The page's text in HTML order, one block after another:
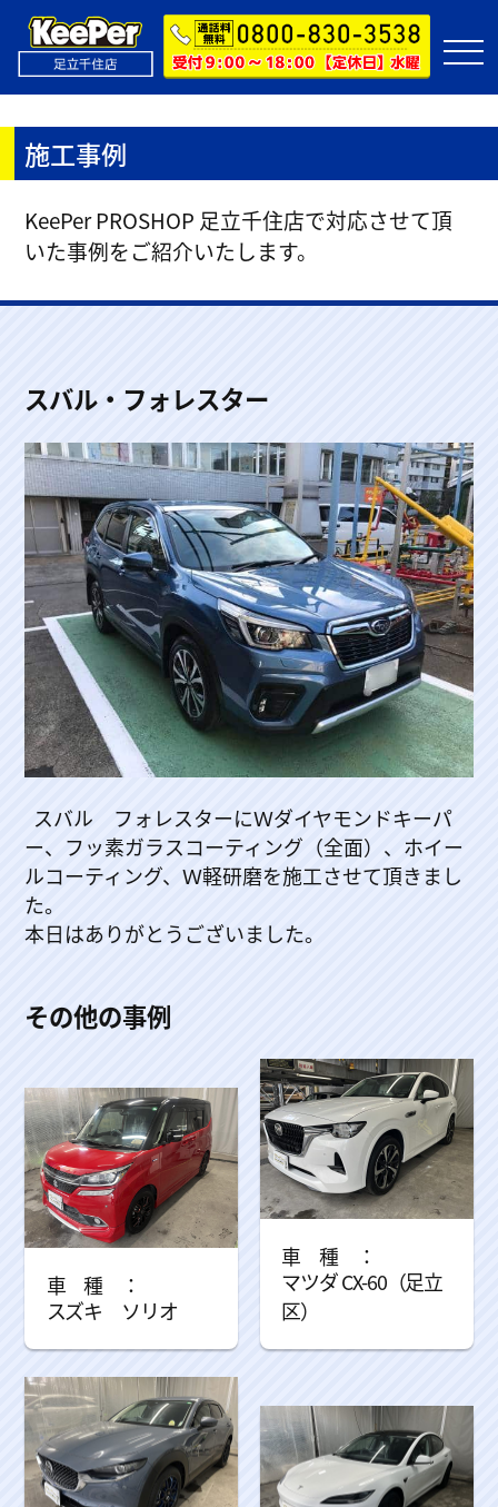
施工事例
KeePer PROSHOP 足立千住店で対応させて頂
いた事例をご紹介いたします。
スバル・フォレスター
スバル フォレスターにＷダイヤモンドキーパ
ー、フッ素ガラスコーティング（全面）、ホイー
ルコーティング、Ｗ軽研磨を施工させて頂きまし
た。
本日はありがとうございました。
その他の事例
スズキ ソリオ
マツダ CX-60（足立
区）